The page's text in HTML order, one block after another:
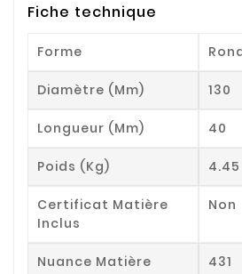
Fiche technique
Forme
Diamètre (mm) 130
Longueur (mm) 40
Poids (kg) 4.45
Certificat Matière
Inclus
Non
Nuance Matière 431